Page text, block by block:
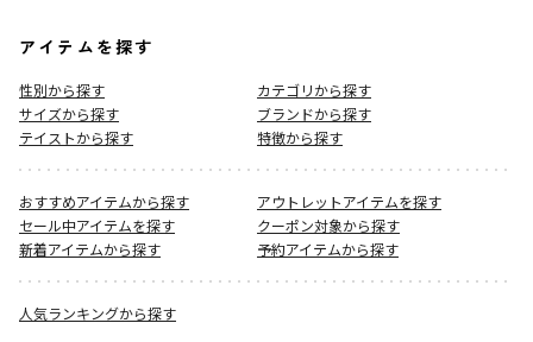
アイテムを探す
性別から探す
カテゴリから探す
サイズから探す
ブランドから探す
テイストから探す
特徴から探す
おすすめアイテムから探す
アウトレットアイテムを探す
セール中アイテムを探す
クーポン対象から探す
新着アイテムから探す
予約アイテムから探す
人気ランキングから探す